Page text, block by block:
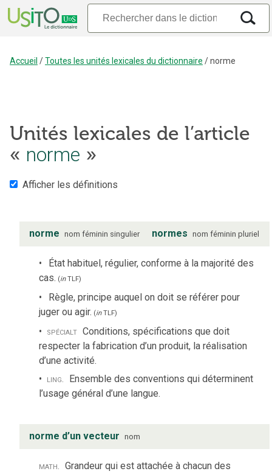
Accueil /Toutes les unités lexicales du dictionnaire /norme
Unités lexicales de l’article
« norme »
Afficher les définitions
norme nom féminin singulier normes nom féminin pluriel
État habituel, régulier, conforme à la majorité des
cas. (inTLF)
Règle, principe auquel on doit se référer pour
juger ou agir. (inTLF)
spécialt Conditions, spécifications que doit
respecter la fabrication d’un produit, la réalisation
d’une activité.
ling. Ensemble des conventions qui déterminent
l’usage général d’une langue.
norme d’un vecteur nom
math. Grandeur qui est attachée à chacun des